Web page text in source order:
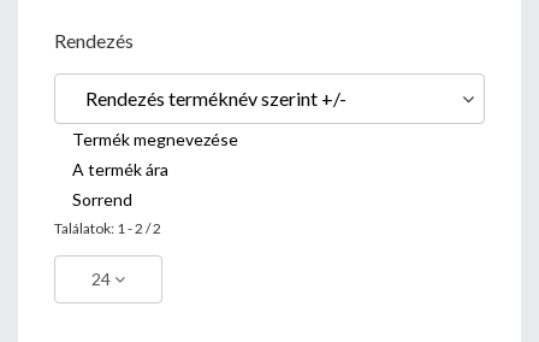
Rendezés
Rendezés terméknév szerint +/-
Termék megnevezése
A termék ára
Sorrend
Találatok: 1 - 2 / 2
24